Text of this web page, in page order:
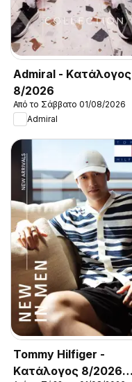
Admiral - Kατάλογος
8/2026
Από το Σάββατο 01/08/2026
Admiral
Tommy Hilfiger -
Kατάλογος 8/2026